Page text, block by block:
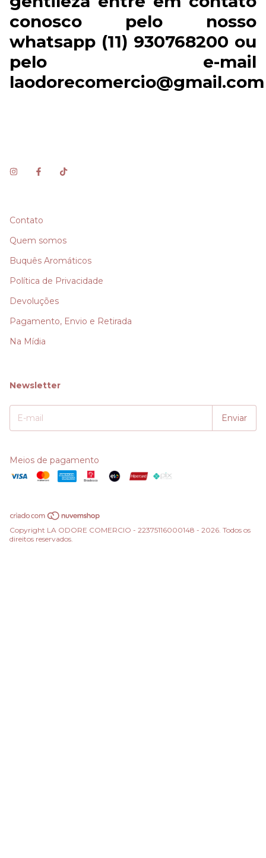
conosco pelo nosso
whatsapp (11) 930768200 ou
pelo e-mail
laodorecomercio@gmail.com
Contato
Quem somos
Buquês Aromáticos
Política de Privacidade
Devoluções
Pagamento, Envio e Retirada
Na Mídia
Newsletter
Meios de pagamento
Copyright LA ODORE COMERCIO - 22375116000148 - 2026. Todos os
direitos reservados.